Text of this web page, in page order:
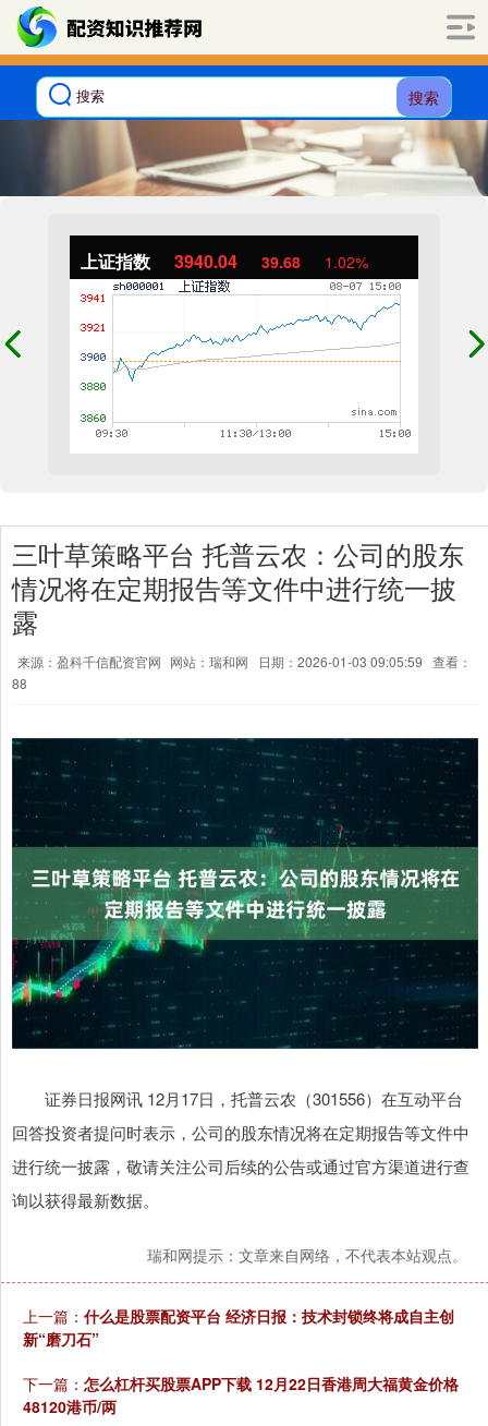
搜索
上证指数 3940.04 39.68 1.02%
三叶草策略平台 托普云农：公司的股东
情况将在定期报告等文件中进行统一披
露
来源：盈科千信配资官网 网站：瑞和网 日期：2026-01-03 09:05:59 查看：
88
证券日报网讯 12月17日，托普云农（301556）在互动平台
回答投资者提问时表示，公司的股东情况将在定期报告等文件中
进行统一披露，敬请关注公司后续的公告或通过官方渠道进行查
询以获得最新数据。
瑞和网提示：文章来自网络，不代表本站观点。
上一篇： 什么是股票配资平台 经济日报：技术封锁终将成自主创
新“磨刀石”
下一篇： 怎么杠杆买股票APP下载 12月22日香港周大福黄金价格
48120港币/两